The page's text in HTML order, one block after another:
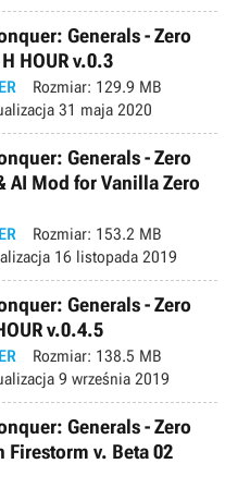
Generals - Zero
HOUR v.0.3
Rozmiar: 129.9 MB
31 maja 2020
Generals - Zero
AI Mod for Vanilla Zero
Rozmiar: 153.2 MB
16 listopada 2019
Generals - Zero
v.0.4.5
Rozmiar: 138.5 MB
9 września 2019
Generals - Zero
Firestorm v. Beta 02